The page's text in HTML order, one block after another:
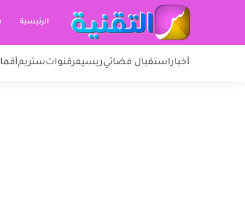
الرئيسية
أخباراستقبال فضائيريسيفرقنواتستريم